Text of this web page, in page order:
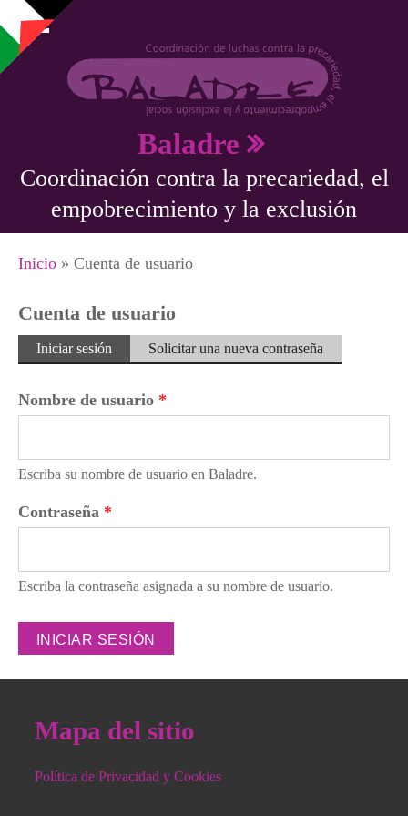
Pasar al contenido principal
Baladre
Coordinación contra la precariedad, el
empobrecimiento y la exclusión
Se encuentra usted aquí
Inicio » Cuenta de usuario
Cuenta de usuario
Solapas principales
Iniciar sesión (solapaSolicitar una nueva contraseña
Nombre de usuario *
Escriba su nombre de usuario en Baladre.
Contraseña *
Escriba la contraseña asignada a su nombre de usuario.
Mapa del sitio
Política de Privacidad y Cookies